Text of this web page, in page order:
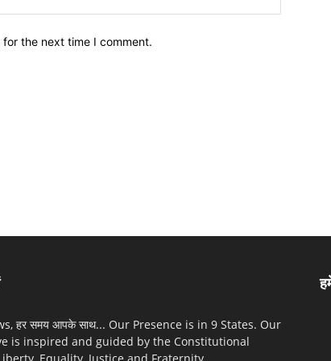
the next time I comment.
हर समय आपके साथ... Our Presence is in 9 States. Our
is inspired and guided by the Constitutional
Equality, Justice and Fraternity.